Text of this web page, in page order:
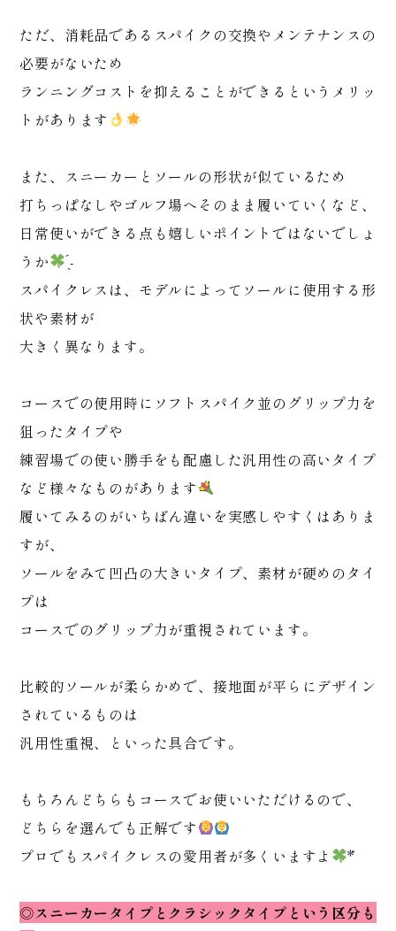
ただ、消耗品であるスパイクの交換やメンテナンスの
必要がないため
ランニングコストを抑えることができるというメリッ
トがあります
また、スニーカーとソールの形状が似ているため
打ちっぱなしやゴルフ場へそのまま履いていくなど、
日常使いができる点も嬉しいポイントではないでしょ
うか
̖́-
スパイクレスは、モデルによってソールに使用する形
状や素材が
大きく異なります。
コースでの使用時にソフトスパイク並のグリップ力を
狙ったタイプや
練習場での使い勝手をも配慮した汎用性の高いタイプ
など様々なものがあります
履いてみるのがいちばん違いを実感しやすくはありま
すが、
ソールをみて凹凸の大きいタイプ、素材が硬めのタイ
プは
コースでのグリップ力が重視されています。
比較的ソールが柔らかめで、接地面が平らにデザイン
されているものは
汎用性重視、といった具合です。
もちろんどちらもコースでお使いいただけるので、
どちらを選んでも正解です
プロでもスパイクレスの愛用者が多くいますよ
*゜
◎スニーカータイプとクラシックタイプという区分も